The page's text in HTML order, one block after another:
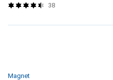
38
Magnet